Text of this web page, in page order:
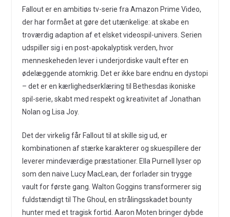
Fallout er en ambitiøs tv-serie fra Amazon Prime Video,
der har formået at gøre det utænkelige: at skabe en
troværdig adaption af et elsket videospil-univers. Serien
udspiller sig i en post-apokalyptisk verden, hvor
menneskeheden lever i underjordiske vault efter en
ødelæggende atomkrig. Det er ikke bare endnu en dystopi
– det er en kærlighedserklæring til Bethesdas ikoniske
spil-serie, skabt med respekt og kreativitet af Jonathan
Nolan og Lisa Joy.
Det der virkelig får Fallout til at skille sig ud, er
kombinationen af stærke karakterer og skuespillere der
leverer mindeværdige præstationer. Ella Purnell lyser op
som den naive Lucy MacLean, der forlader sin trygge
vault for første gang. Walton Goggins transformerer sig
fuldstændigt til The Ghoul, en strålingsskadet bounty
hunter med et tragisk fortid. Aaron Moten bringer dybde